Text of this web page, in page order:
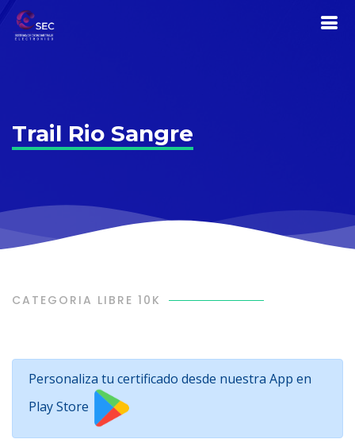
Trail Rio Sangre
CATEGORIA LIBRE 10K
Personaliza tu certificado desde nuestra App en
Play Store